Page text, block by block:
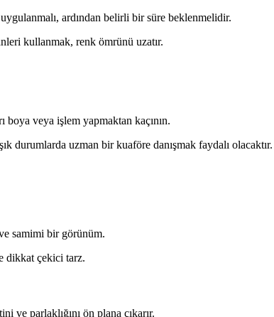
ardından belirli bir süre beklenmelidir.
kullanmak, renk ömrünü uzatır.
boya veya işlem yapmaktan kaçının.
durumlarda uzman bir kuaföre danışmak faydalı olacaktır.
samimi bir görünüm.
dikkat çekici tarz.
ve parlaklığını ön plana çıkarır.